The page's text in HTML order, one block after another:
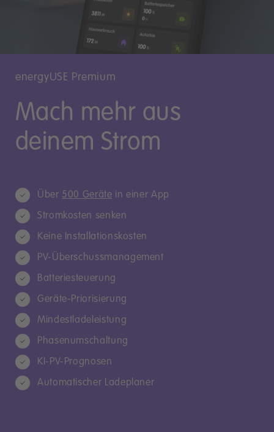
energyUSE Premium
Mach mehr aus
deinem Strom
Über 500 Geräte in einer App
Stromkosten senken
Keine Installationskosten
PV-Überschussmanagement
Batteriesteuerung
Geräte-Priorisierung
Mindestladeleistung
Phasenumschaltung
KI-PV-Prognosen
Automatischer Ladeplaner